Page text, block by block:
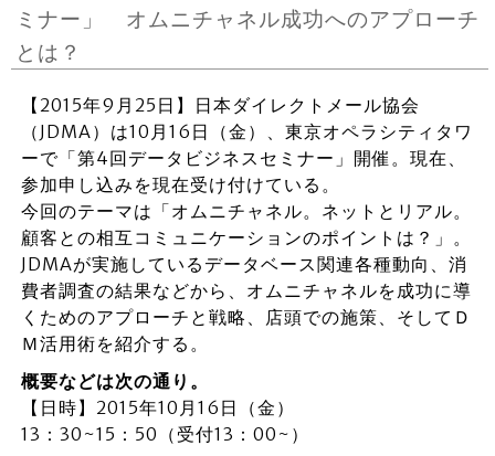
ミナー」 オムニチャネル成功へのアプローチ
とは？
【2015年9月25日】日本ダイレクトメール協会
（JDMA）は10月16日（金）、東京オペラシティタワ
ーで「第4回データビジネスセミナー」開催。現在、
参加申し込みを現在受け付けている。
今回のテーマは「オムニチャネル。ネットとリアル。
顧客との相互コミュニケーションのポイントは？」。
JDMAが実施しているデータベース関連各種動向、消
費者調査の結果などから、オムニチャネルを成功に導
くためのアプローチと戦略、店頭での施策、そしてＤ
Ｍ活用術を紹介する。
概要などは次の通り。
【日時】2015年10月16日（金）
13：30~15：50（受付13：00~）